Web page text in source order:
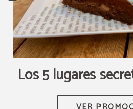
Los 5 lugares